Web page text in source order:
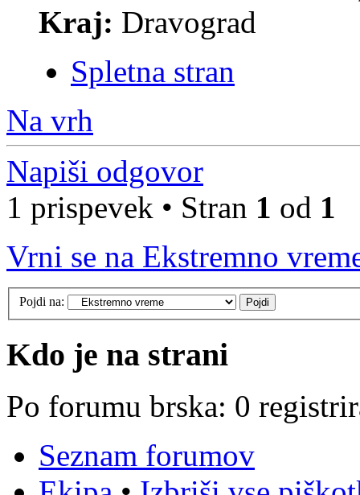
Kraj: Dravograd
Spletna stran
Na vrh
Napiši odgovor
1 prispevek • Stran 1 od 1
Vrni se na Ekstremno
Pojdi na:
Kdo je na strani
Po forumu brska: 0
Seznam forumov